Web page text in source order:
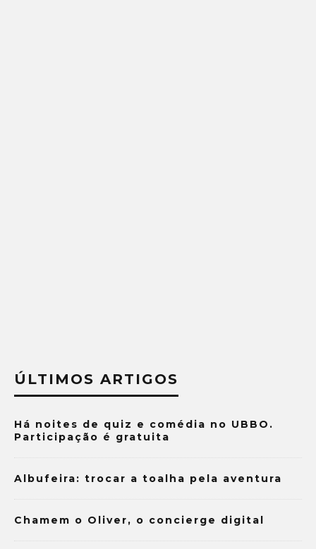
ÚLTIMOS ARTIGOS
Há noites de quiz e comédia no UBBO.
Participação é gratuita
Albufeira: trocar a toalha pela aventura
Chamem o Oliver, o concierge digital